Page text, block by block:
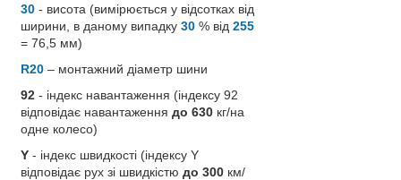
30 - висота (вимірюється у відсотках від
ширини, в даному випадку 30 % від 255
= 76,5 мм)
R20 – монтажний діаметр шини
92 - індекс навантаження (індексу 92
відповідає навантаження до 630 кг/на
одне колесо)
Y - індекс швидкості (індексу Y
відповідає рух зі швидкістю до 300 км/